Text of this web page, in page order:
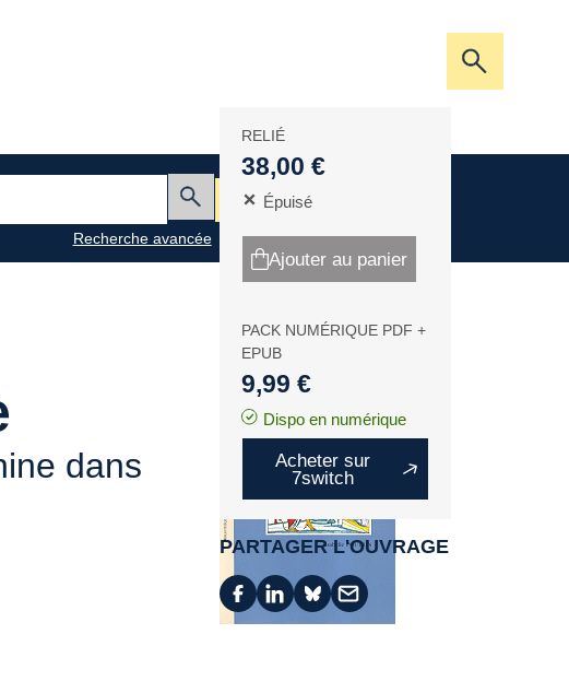
Ouvrir/
la
Recherche avancée
Mon panier
dans
RELIÉ
38,00 €
Épuisé
Ajouter au panier
PACK NUMÉRIQUE PDF +
EPUB
9,99 €
Dispo en numérique
Acheter sur
7switch
PARTAGER L'OUVRAGE